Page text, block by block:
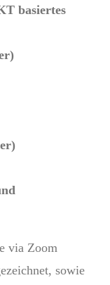
basiertes
via Zoom
sowie